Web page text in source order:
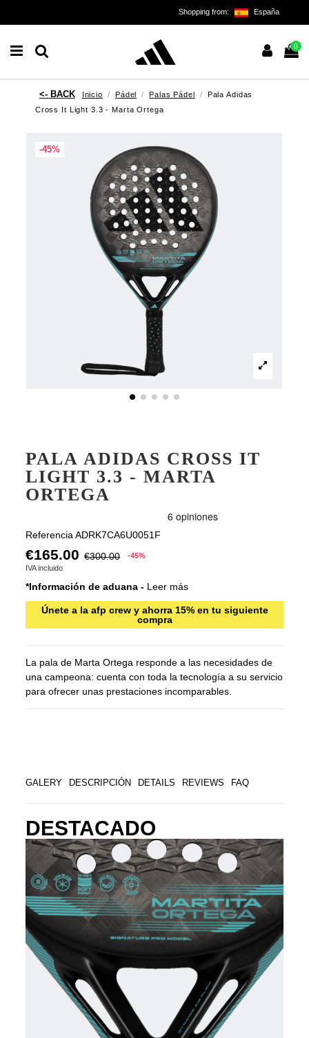
Shopping from: España
0
Inicio Pádel Palas Pádel
Pala Adidas
Cross It Light 3.3 - Marta Ortega
-45%
PALA ADIDAS CROSS IT
LIGHT 3.3 - MARTA
ORTEGA
Referencia ADRK7CA6U0051F
€165.00 €300.00
-45%
IVA incluido
*Información de aduana - Leer más
Únete a la afp crew y ahorra 15% en tu siguiente
compra
La pala de Marta Ortega responde a las necesidades de
una campeona: cuenta con toda la tecnología a su servicio
para ofrecer unas prestaciones incomparables.
GALERY DESCRIPCIÓN DETAILS REVIEWS FAQ
DESTACADO